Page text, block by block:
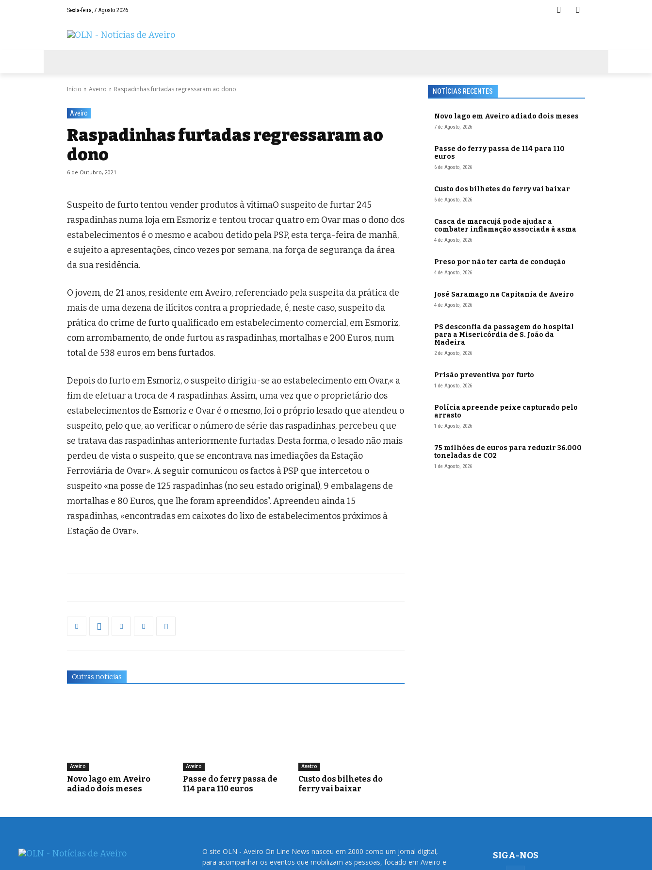
Sexta-feira, 7 Agosto 2026
Início Aveiro Raspadinhas furtadas regressaram ao dono
Aveiro
Raspadinhas furtadas regressaram ao
dono
6 de Outubro, 2021
Suspeito de furto tentou vender produtos à vítimaO suspeito de furtar 245
raspadinhas numa loja em Esmoriz e tentou trocar quatro em Ovar mas o dono dos
estabelecimentos é o mesmo e acabou detido pela PSP, esta terça-feira de manhã,
e sujeito a apresentações, cinco vezes por semana, na força de segurança da área
da sua residência.
O jovem, de 21 anos, residente em Aveiro, referenciado pela suspeita da prática de
mais de uma dezena de ilícitos contra a propriedade, é, neste caso, suspeito da
prática do crime de furto qualificado em estabelecimento comercial, em Esmoriz,
com arrombamento, de onde furtou as raspadinhas, mortalhas e 200 Euros, num
total de 538 euros em bens furtados.
Depois do furto em Esmoriz, o suspeito dirigiu-se ao estabelecimento em Ovar,« a
fim de efetuar a troca de 4 raspadinhas. Assim, uma vez que o proprietário dos
estabelecimentos de Esmoriz e Ovar é o mesmo, foi o próprio lesado que atendeu o
suspeito, pelo que, ao verificar o número de série das raspadinhas, percebeu que
se tratava das raspadinhas anteriormente furtadas. Desta forma, o lesado não mais
perdeu de vista o suspeito, que se encontrava nas imediações da Estação
Ferroviária de Ovar». A seguir comunicou os factos à PSP que intercetou o
suspeito «na posse de 125 raspadinhas (no seu estado original), 9 embalagens de
mortalhas e 80 Euros, que lhe foram apreendidos”. Apreendeu ainda 15
raspadinhas, «encontradas em caixotes do lixo de estabelecimentos próximos à
Estação de Ovar».
Outras notícias
Aveiro
Novo lago em Aveiro
adiado dois meses
Aveiro
Passe do ferry passa de
114 para 110 euros
Aveiro
Custo dos bilhetes do
ferry vai baixar
NOTÍCIAS RECENTES
Novo lago em Aveiro adiado dois meses
7 de Agosto, 2026
Passe do ferry passa de 114 para 110
euros
6 de Agosto, 2026
Custo dos bilhetes do ferry vai baixar
6 de Agosto, 2026
Casca de maracujá pode ajudar a
combater inflamação associada à asma
4 de Agosto, 2026
Preso por não ter carta de condução
4 de Agosto, 2026
José Saramago na Capitania de Aveiro
4 de Agosto, 2026
PS desconfia da passagem do hospital
para a Misericórdia de S. João da
Madeira
2 de Agosto, 2026
Prisão preventiva por furto
1 de Agosto, 2026
Polícia apreende peixe capturado pelo
arrasto
1 de Agosto, 2026
75 milhões de euros para reduzir 36.000
toneladas de CO2
1 de Agosto, 2026
O site OLN - Aveiro On Line News nasceu em 2000 como um jornal digital,
para acompanhar os eventos que mobilizam as pessoas, focado em Aveiro e
SIGA-NOS